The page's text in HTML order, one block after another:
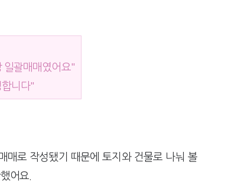
일괄매매였어요"
니다"
매로 작성됐기 때문에 토지와 건물로 나눠 볼
어요.